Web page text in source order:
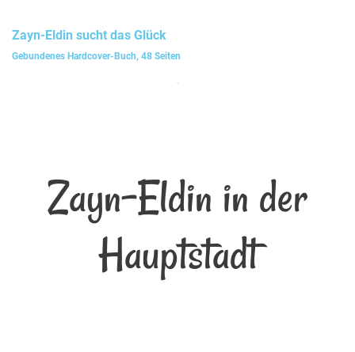
Zayn-Eldin sucht das Glück
Gebundenes Hardcover-Buch, 48 Seiten
Zayn-Eldin in der
Hauptstadt